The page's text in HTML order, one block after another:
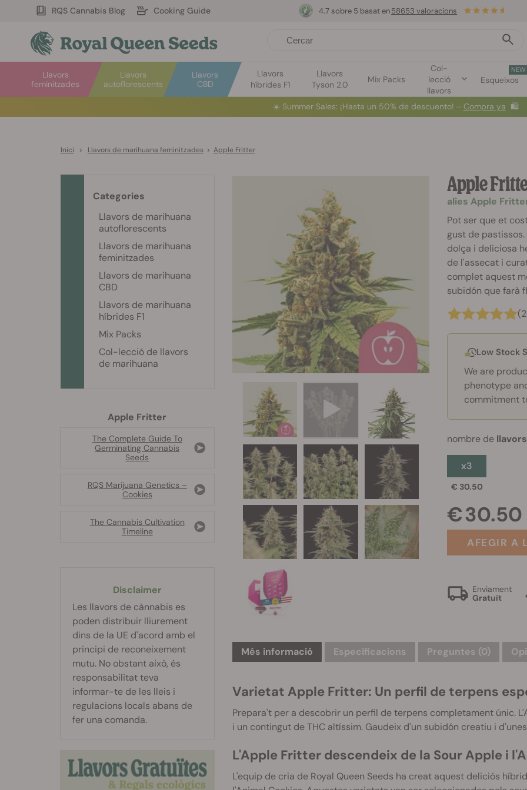
RQS Cannabis Blog Cooking Guide
Llavors
autoflorescents
Llavors
feminitzades
Llavors
CBD
Llavors
híbrides F1
Llavors
Tyson 2.0
Mix Packs
Col-
lecció
llavors
NEW
Esqueixos
4.7 sobre 5 basat en58653 valoracions
☀️ Summer Sales: ¡Hasta un 50% de descuento! ⏤ Compra ya 🛍️
Inici > Llavors de marihuana feminitzades > Apple Fritter
Apple
alies Apple
Pot ser que et
gust de
dolça i deliciosa
de l'assecat i
complet aquest
subidón que farà
Low Stock
We are
phenotype
commitment
nombre de llavors
x3
€ 30.50
€ 30.50
AFEGIR A
Enviament
Gratuït
Més informació Especificacions Preguntes (0)
Varietat Apple Fritter: Un perfil de terpens
Prepara't per a descobrir un perfil de terpens completament únic.
i un contingut de THC altíssim. Gaudeix d'un subidón creatiu i
L'Apple Fritter descendeix de la Sour Apple i
L'equip de cria de Royal Queen Seeds ha creat aquest deliciós
Categories
Llavors de marihuana
autoflorescents
Llavors de marihuana
feminitzades
Llavors de marihuana
CBD
Llavors de marihuana
híbrides F1
Mix Packs
Col-lecció de llavors
de marihuana
Apple Fritter
The Complete Guide To
Germinating Cannabis
Seeds
RQS Marijuana Genetics –
Cookies
The Cannabis Cultivation
Timeline
Disclaimer
Les llavors de cànnabis es
poden distribuir lliurement
dins de la UE d'acord amb el
principi de reconeixement
mutu. No obstant això, és
responsabilitat teva
informar-te de les lleis i
regulacions locals abans de
fer una comanda.